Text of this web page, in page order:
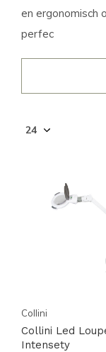
en ergonomisch
perfec
Collini
Collini Led
Intensety